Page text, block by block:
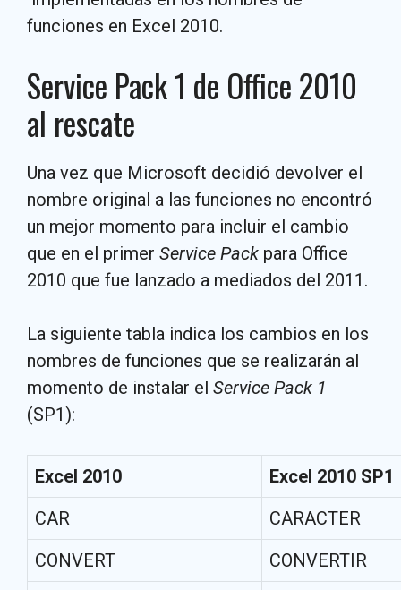
funciones en Excel 2010.
Service Pack 1 de Office 2010
al rescate
Una vez que Microsoft decidió devolver el
nombre original a las funciones no encontró
un mejor momento para incluir el cambio
que en el primer Service Pack para Office
2010 que fue lanzado a mediados del 2011.
La siguiente tabla indica los cambios en los
nombres de funciones que se realizarán al
momento de instalar el Service Pack 1
(SP1):
Excel 2010
Excel 2010 SP1
CAR
CARACTER
CONVERT
CONVERTIR